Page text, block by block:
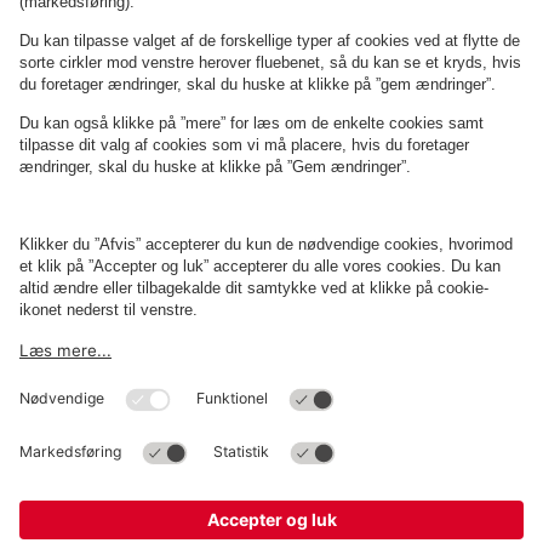
OmQ-Park
Erhverv
Betingelser og politikker